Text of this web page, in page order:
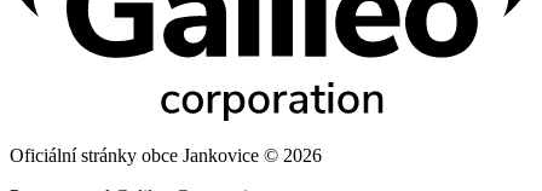
Oficiální stránky obce Jankovice © 2026